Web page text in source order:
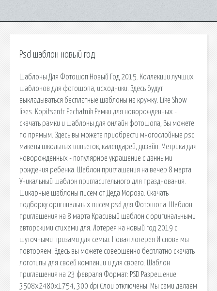
Psd шаблон новый год
Шаблоны Для Фотошоп Новый Год 2015. Коллекции лучших
шаблонов для фотошопа, исходники. Здесь будут
выкладываться бесплатные шаблоны на кружку. Like Show
likes. Kopitsentr Pechatnik Рамки для новорожденных -
скачать рамки и шаблоны для онлайн фотошопа, Вы можете
по прямым. Здесь вы можете приобрести многослойные psd
макеты школьных виньеток, календарей, дизайн. Метрика для
новорожденных - популярное украшение с данными
рождения ребенка. Шаблон приглашения на вечер 8 марта
Уникальный шаблон пригласительного для празднования.
Шикарные шаблоны писем от Деда Мороза. Скачать
подборку оригинальных писем psd для Фотошопа. Шаблон
приглашения на 8 марта Красивый шаблон с оригинальными
авторскими стихами для. Лотерея на новый год 2019 с
шуточными призами для семьи. Новая лотерея И снова мы
повторяем. Здесь вы можете совершенно бесплатно скачать
логотипы для своей компании и для своего. Шаблон
приглашения на 23 февраля Формат: PSD Разрешение:
3508х2480х1754, 300 dpi Слои отключены. Мы сами делаем